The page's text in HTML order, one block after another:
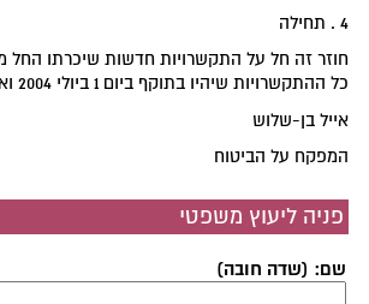
4 . תחילה
כל ההתקשרויות שיהיו בתוקף ביום 1 ביולי 2004 ואילך.
אייל בן-שלוש
המפקח על הביטוח
פניה ליעוץ משפטי
שם: (שדה חובה)